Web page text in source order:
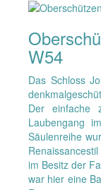
W54
Das Schloss
Der einfache
Laubengang
Säulenreihe
im Besitz der
war hier eine